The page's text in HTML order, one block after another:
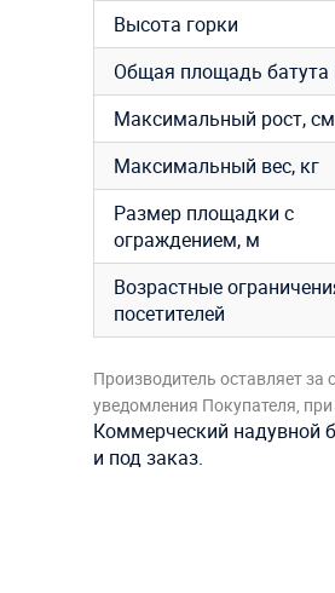
Высота горки
Общая площадь батута
Максимальный рост, см
Максимальный вес, кг
Размер площадки с
ограждением, м
Возрастные
посетителей
Производитель оставляет за
уведомления Покупателя,
Коммерческий надувной
и под заказ.